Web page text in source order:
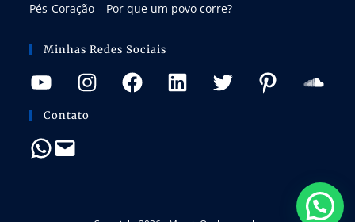
Pés-Coração – Por que um povo corre?
Minhas Redes Sociais
Contato